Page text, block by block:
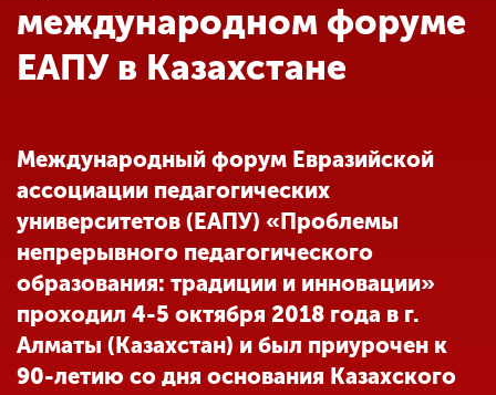
Обучение
Международная
деятельность
Другие виды
деятельности
международном форуме
ЕАПУ в Казахстане
Международный форум Евразийской
ассоциации педагогических
университетов (ЕАПУ) «Проблемы
непрерывного педагогического
образования: традиции и инновации»
проходил 4-5 октября 2018 года в г.
Алматы (Казахстан) и был приурочен к
90-летию со дня основания Казахского